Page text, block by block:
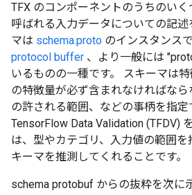
TFX のコンポーネントのうちのいく
呼ばれる入力データについての記述
マは schema.proto のインスタンス
protocol buffer 、より一般には
いるものの一種です。 スキーマは
の特徴量が必ず含まれなければな
の許される範囲、などの事柄を指定
TensorFlow Data Validation (TFDV)
は、型やカテゴリ、入力値の範囲
キーマを推測してくれることです。
schema protobuf からの抜粋を次に